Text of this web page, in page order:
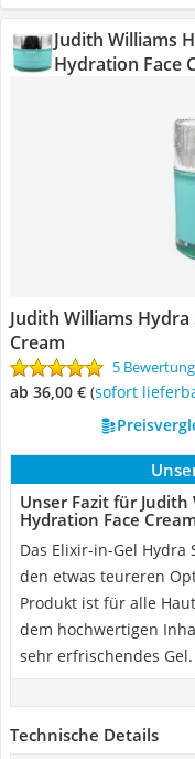
Judith Williams
Hydration Face
Judith Williams
Cream
5
ab 36,00 € ( Sofort
Unser Fazit für
Hydration Face
Das Elixir-in-Gel Hydra
den etwas teureren
Produkt ist für alle
dem hochwertigen
sehr erfrischendes Gel.
Technische Details